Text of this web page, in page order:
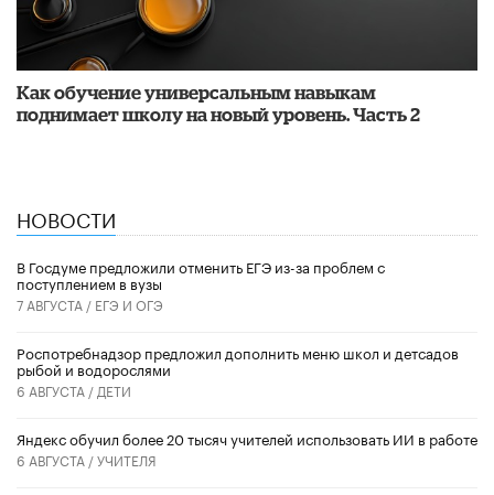
​Как обучение универсальным навыкам
поднимает школу на новый уровень. Часть 2
НОВОСТИ
В Госдуме предложили отменить ЕГЭ из-за проблем с
поступлением в вузы
7 АВГУСТА / ЕГЭ И ОГЭ
Роспотребнадзор предложил дополнить меню школ и детсадов
рыбой и водорослями
6 АВГУСТА / ДЕТИ
​Яндекс обучил более 20 тысяч учителей использовать ИИ в работе
6 АВГУСТА /УЧИТЕЛЯ